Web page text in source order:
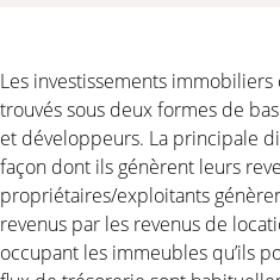
Les investissements
trouvés sous deux formes de
et développeurs. La principale
façon dont ils génèrent leurs
propriétaires/exploitants
revenus par les revenus de
occupant les immeubles qu’ils